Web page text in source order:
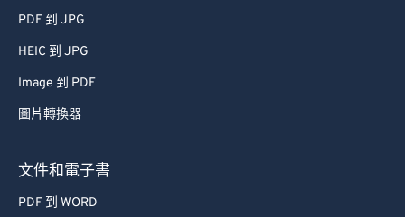
PDF 到 JPG
HEIC 到 JPG
Image 到 PDF
圖片轉換器
文件和電子書
PDF 到 WORD